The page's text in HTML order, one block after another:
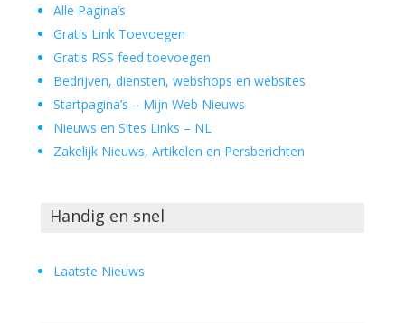
Alle Pagina’s
Gratis Link Toevoegen
Gratis RSS feed toevoegen
Bedrijven, diensten, webshops en websites
Startpagina’s – Mijn Web Nieuws
Nieuws en Sites Links – NL
Zakelijk Nieuws, Artikelen en Persberichten
Handig en snel
Laatste Nieuws